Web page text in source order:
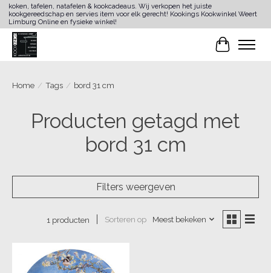
koken, tafelen, natafelen & kookcadeaus. Wij verkopen het juiste
kookgereedschap en servies item voor elk gerecht! Kookings Kookwinkel Weert
Limburg Online en fysieke winkel!
Home / Tags / bord 31 cm
Producten getagd met
bord 31 cm
Filters weergeven
1 producten Sorteren op Meest bekeken